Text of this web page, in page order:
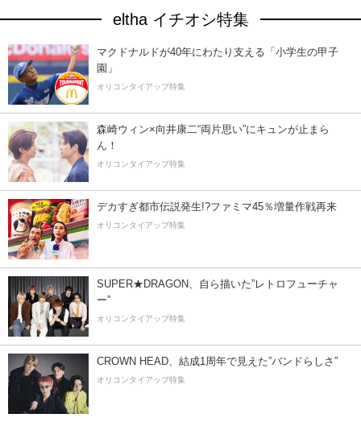
eltha イチオシ特集
マクドナルドが40年にわたり支える「小学生の甲子
園」
オリコンタイアップ特集
森崎ウィン×向井康二“両片思い”にキュンが止まら
ん！
オリコンタイアップ特集
デカすぎ都市伝説発生!?ファミマ45％増量作戦再来
オリコンタイアップ特集
SUPER★DRAGON、自ら描いた”レトロフューチャ
ー”
オリコンタイアップ特集
CROWN HEAD、結成1周年で見えた”バンドらしさ”
オリコンタイアップ特集